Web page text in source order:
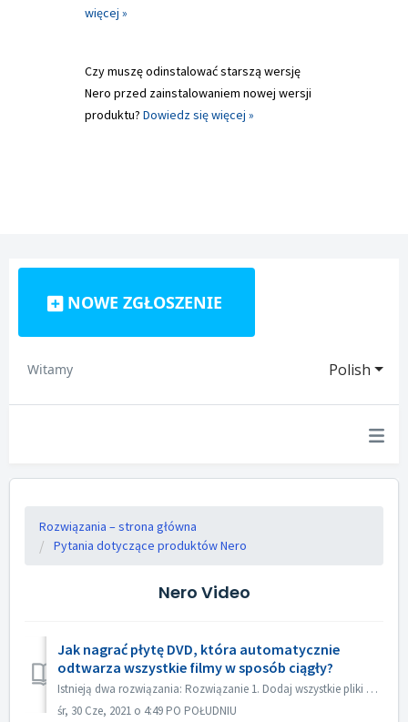
więcej »
Czy muszę odinstalować starszą wersję
Nero przed zainstalowaniem nowej wersji
produktu? Dowiedz się więcej »
NOWE ZGŁOSZENIE
Polish
Witamy
Rozwiązania – strona główna
Pytania dotyczące produktów Nero
Nero Video
Jak nagrać płytę DVD, która automatycznie
odtwarza wszystkie filmy w sposób ciągły?
Istnieją dwa rozwiązania: Rozwiązanie 1. Dodaj wszystkie pliki wideo w jednym tytule. Na ekranie edycji zaimportuj wszystkie pliki wideo, które chcesz auto...
śr, 30 Cze, 2021 o 4:49 PO POŁUDNIU